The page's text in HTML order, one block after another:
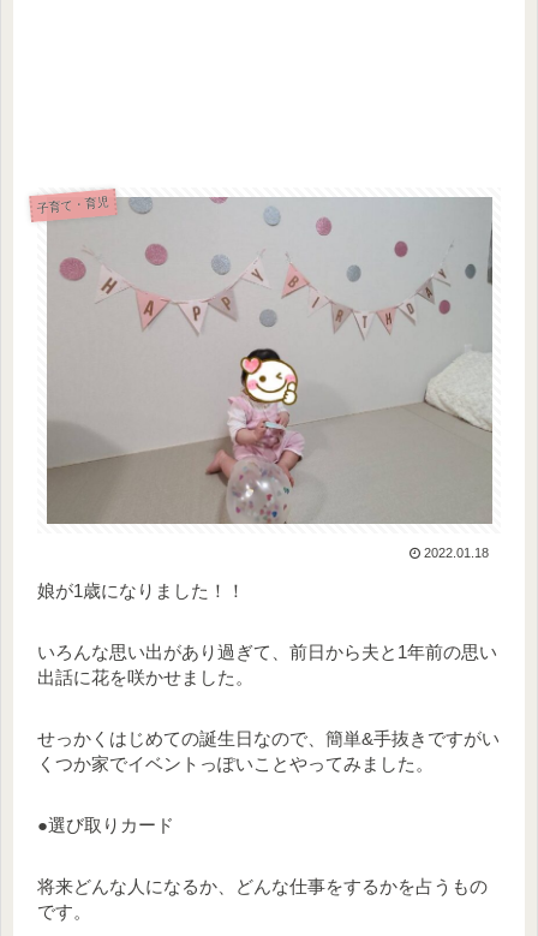
子育て・育児
2022.01.18
娘が1歳になりました！！
いろんな思い出があり過ぎて、前日から夫と1年前の思い
出話に花を咲かせました。
せっかくはじめての誕生日なので、簡単&手抜きですがい
くつか家でイベントっぽいことやってみました。
●選び取りカード
将来どんな人になるか、どんな仕事をするかを占うもの
です。